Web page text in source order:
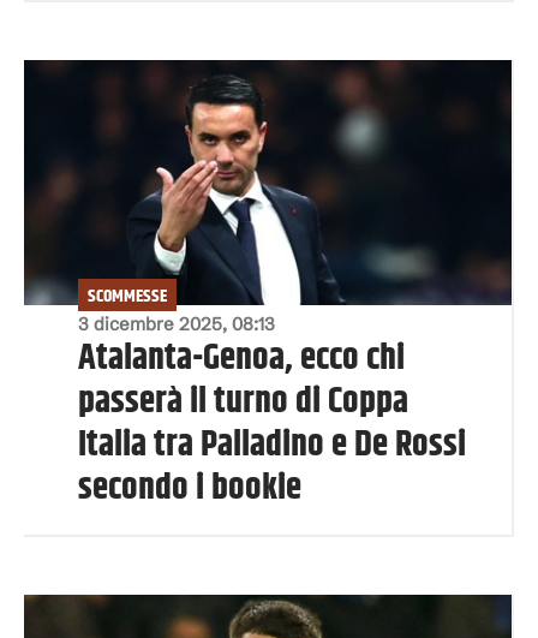
3 dicembre 2025, 08:13
SCOMMESSE
Atalanta-Genoa, ecco chi
passerà il turno di Coppa
Italia tra Palladino e De Rossi
secondo i bookie